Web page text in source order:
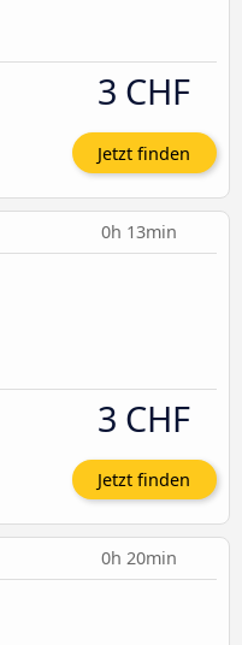
3 CHF
Jetzt finden
0h 13min
3 CHF
Jetzt finden
0h 20min